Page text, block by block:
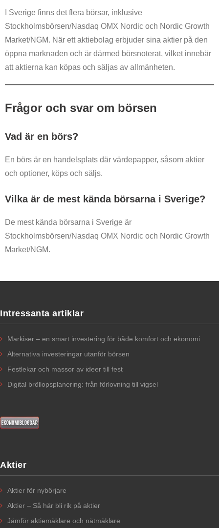
I Sverige finns det flera börsar, inklusive
Stockholmsbörsen/Nasdaq OMX Nordic och Nordic Growth
Market/NGM. När ett aktiebolag erbjuder sina aktier på den
öppna marknaden och är därmed börsnoterat, vilket innebär
att aktierna kan köpas och säljas av allmänheten.
Frågor och svar om börsen
Vad är en börs?
En börs är en handelsplats där värdepapper, såsom aktier
och optioner, köps och säljs.
Vilka är de mest kända börsarna i Sverige?
De mest kända börsarna i Sverige är
Stockholmsbörsen/Nasdaq OMX Nordic och Nordic Growth
Market/NGM.
Intressanta artiklar
Markiser – en smart investering för både komfort och ekonomi
Alternativa investeringar utanför börsen
Festlekar och massor av ideer till fest
Digital bröllopsplanering: från förlovning till vigsel
Aktier
Aktier för nybörjare​
Aktier – Så här bli rik på aktier
Jämför aktiemäklare och nätmäklare